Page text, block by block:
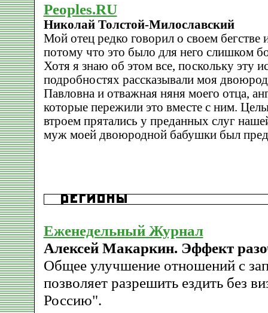
Peoples.RU
Hиколай Толстой-Милославский
Мой отец редко говорил о своем
потому что это было для него слишком
Хотя я знаю об этом все, поскольку эту
подробностях рассказывали моя
Павловна и отважная няня моего отца,
которые пережили это вместе с ним.
втроем прятались у преданных слуг
муж моей двоюродной бабушки был
Еженедельный Журнал
Алексей Макаркин. Эффект
Общее улучшение отношений с
позволяет разрешить ездить без
Россию".